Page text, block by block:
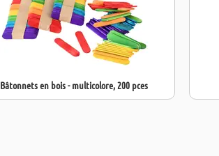
Bâtonnets en bois - multicolore, 200 pces